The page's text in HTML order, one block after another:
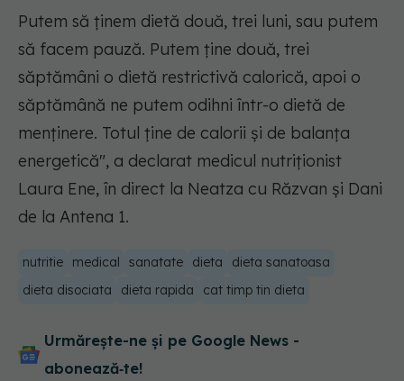
Putem să ținem dietă două, trei luni, sau putem
să facem pauză. Putem ține două, trei
săptămâni o dietă restrictivă calorică, apoi o
săptămână ne putem odihni într-o dietă de
menținere. Totul ține de calorii și de balanța
energetică", a declarat medicul nutriționist
Laura Ene, în direct la Neatza cu Răzvan și Dani
de la Antena 1.
nutritie medical sanatate dieta
dieta sanatoasa
dieta disociata
dieta rapida cat timp tin dieta
Urmărește-ne și pe Google News -
abonează‑te!